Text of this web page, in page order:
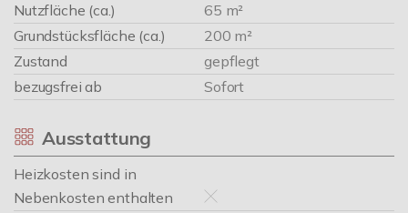
Nutzfläche (ca.)
65 m²
Grundstücksfläche (ca.)
200 m²
Zustand
gepflegt
bezugsfrei ab
Sofort
Ausstattung
Heizkosten sind in
Nebenkosten enthalten